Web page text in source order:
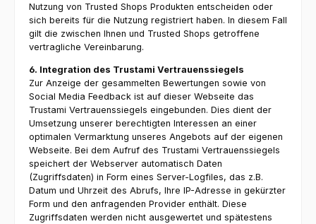
Nutzung von Trusted Shops Produkten entscheiden oder
sich bereits für die Nutzung registriert haben. In diesem Fall
gilt die zwischen Ihnen und Trusted Shops getroffene
vertragliche Vereinbarung.
6. Integration des Trustami Vertrauenssiegels
Zur Anzeige der gesammelten Bewertungen sowie von
Social Media Feedback ist auf dieser Webseite das
Trustami Vertrauenssiegels eingebunden. Dies dient der
Umsetzung unserer berechtigten Interessen an einer
optimalen Vermarktung unseres Angebots auf der eigenen
Webseite. Bei dem Aufruf des Trustami Vertrauenssiegels
speichert der Webserver automatisch Daten
(Zugriffsdaten) in Form eines Server-Logfiles, das z.B.
Datum und Uhrzeit des Abrufs, Ihre IP-Adresse in gekürzter
Form und den anfragenden Provider enthält. Diese
Zugriffsdaten werden nicht ausgewertet und spätestens